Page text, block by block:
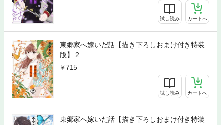
試し読み カートへ
東郷家へ嫁いだ話【描き下ろしおまけ付き特装
版】 2
715
試し読み カートへ
東郷家へ嫁いだ話【描き下ろしおまけ付き特装